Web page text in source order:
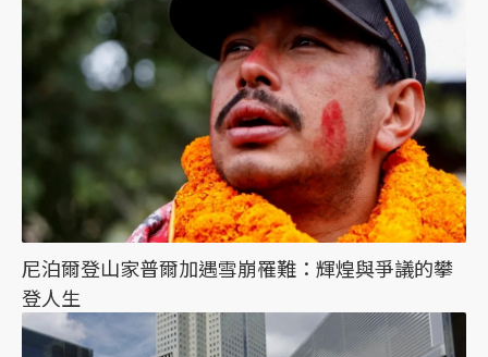
尼泊爾登山家普爾加遇雪崩罹難：輝煌與爭議的攀
登人生